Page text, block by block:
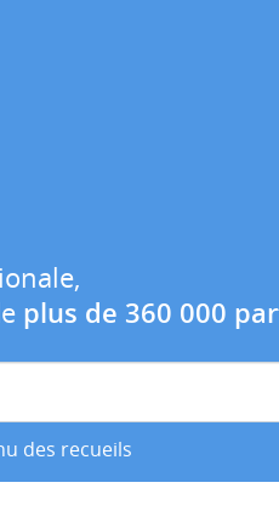
plus de 360 000
des recueils